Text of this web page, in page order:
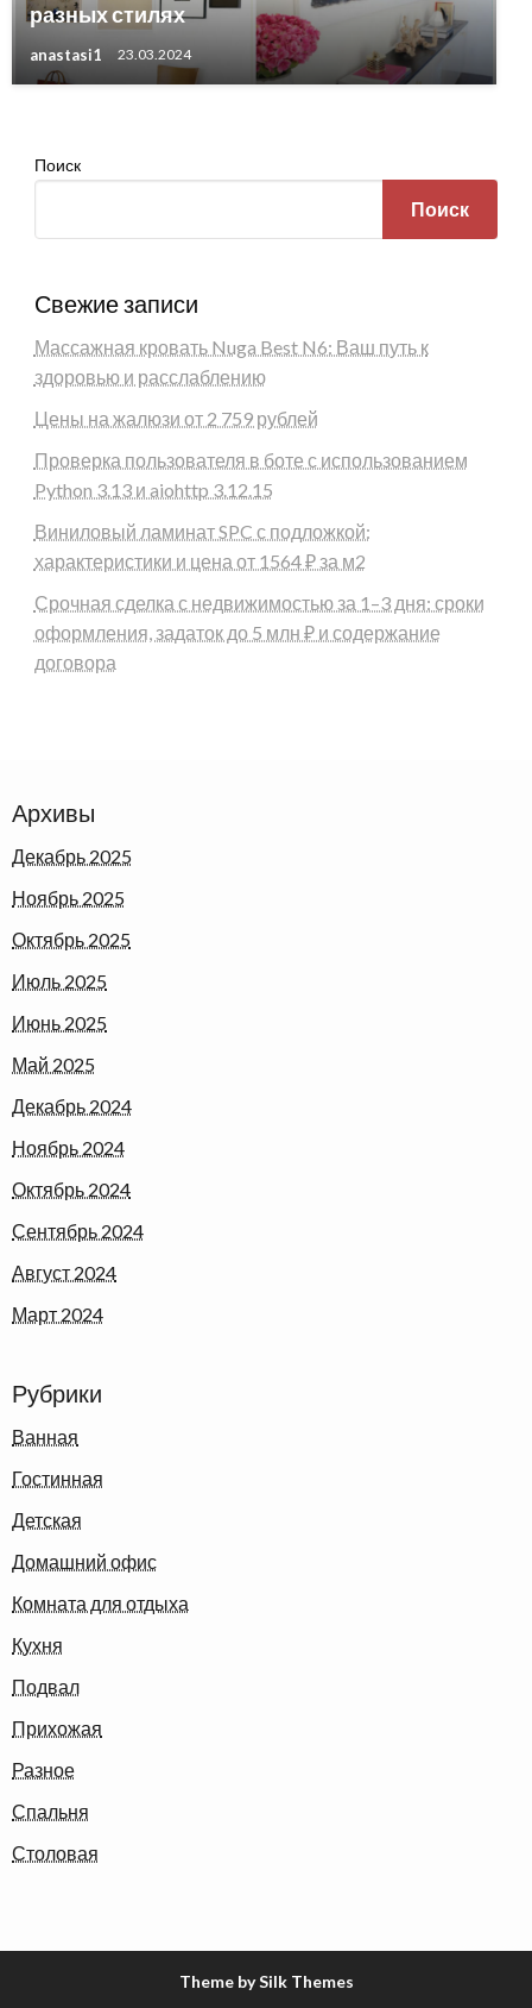
разных стилях
anastasi1 23.03.2024
Поиск
Поиск
Свежие записи
Массажная кровать Nuga Best N6: Ваш путь к
здоровью и расслаблению
Цены на жалюзи от 2 759 рублей
Проверка пользователя в боте с использованием
Python 3.13 и aiohttp 3.12.15
Виниловый ламинат SPC с подложкой:
характеристики и цена от 1564 ₽ за м2
Срочная сделка с недвижимостью за 1–3 дня: сроки
оформления, задаток до 5 млн ₽ и содержание
договора
Архивы
Декабрь 2025
Ноябрь 2025
Октябрь 2025
Июль 2025
Июнь 2025
Май 2025
Декабрь 2024
Ноябрь 2024
Октябрь 2024
Сентябрь 2024
Август 2024
Март 2024
Рубрики
Ванная
Гостинная
Детская
Домашний офис
Комната для отдыха
Кухня
Подвал
Прихожая
Разное
Спальня
Столовая
Theme by Silk Themes